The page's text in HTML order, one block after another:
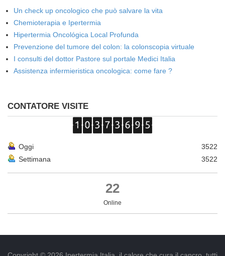
Un check up oncologico che può salvare la vita
Chemioterapia e Ipertermia
Hipertermia Oncológica Local Profunda
Prevenzione del tumore del colon: la colonscopia virtuale
I consulti del dottor Pastore sul portale Medici Italia
Assistenza infermieristica oncologica: come fare ?
CONTATORE VISITE
Oggi
3522
Settimana
3522
22
Online